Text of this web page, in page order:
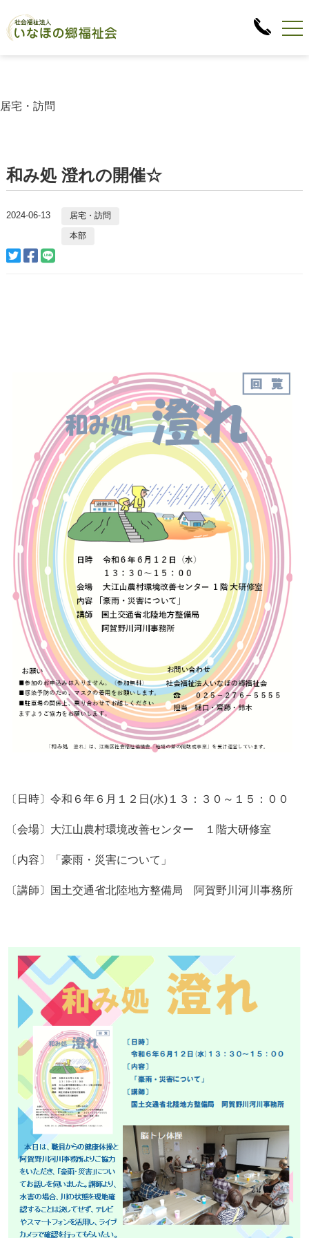
居宅・訪問
和み処 澄れの開催☆
2024-06-13 居宅・訪問
本部
〔日時〕令和６年６月１２日(水)１３：３０～１５：００
〔会場〕大江山農村環境改善センター １階大研修室
〔内容〕「豪雨・災害について」
〔講師〕国土交通省北陸地方整備局 阿賀野川河川事務所